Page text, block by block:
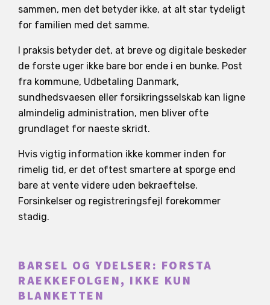
sammen, men det betyder ikke, at alt star tydeligt
for familien med det samme.
I praksis betyder det, at breve og digitale beskeder
de forste uger ikke bare bor ende i en bunke. Post
fra kommune, Udbetaling Danmark,
sundhedsvaesen eller forsikringsselskab kan ligne
almindelig administration, men bliver ofte
grundlaget for naeste skridt.
Hvis vigtig information ikke kommer inden for
rimelig tid, er det oftest smartere at sporge end
bare at vente videre uden bekraeftelse.
Forsinkelser og registreringsfejl forekommer
stadig.
BARSEL OG YDELSER: FORSTA
RAEKKEFOLGEN, IKKE KUN
BLANKETTEN